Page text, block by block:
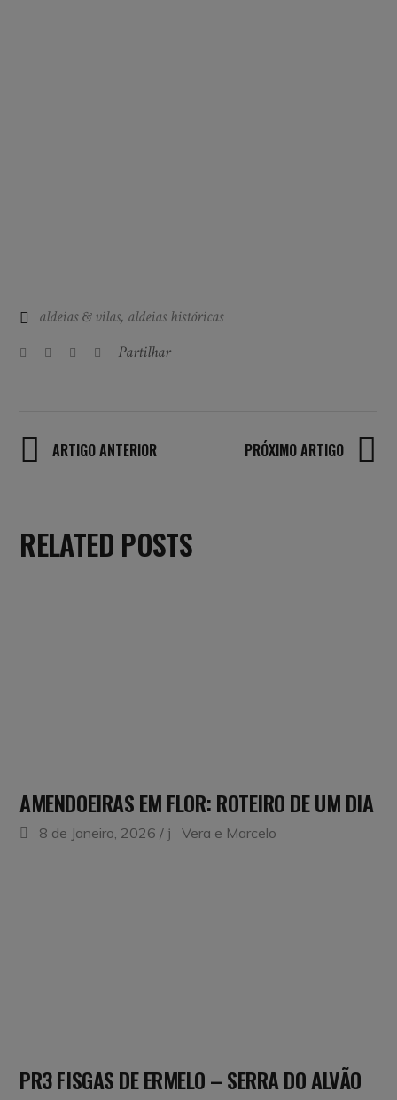
aldeias & vilas, aldeias históricas
Partilhar
ARTIGO ANTERIOR PRÓXIMO ARTIGO
RELATED POSTS
AMENDOEIRAS EM FLOR: ROTEIRO DE UM DIA
8 de Janeiro, 2026 Vera e Marcelo
PR3 FISGAS DE ERMELO – SERRA DO ALVÃO